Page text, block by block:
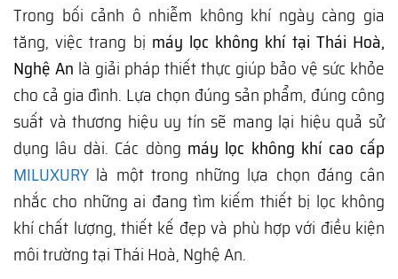
Trong bối cảnh ô nhiễm không khí ngày càng gia
tăng, việc trang bị máy lọc không khí tại Thái Hoà,
Nghệ An là giải pháp thiết thực giúp bảo vệ sức khỏe
cho cả gia đình. Lựa chọn đúng sản phẩm, đúng công
suất và thương hiệu uy tín sẽ mang lại hiệu quả sử
dụng lâu dài. Các dòng máy lọc không khí cao cấp
MILUXURY là một trong những lựa chọn đáng cân
nhắc cho những ai đang tìm kiếm thiết bị lọc không
khí chất lượng, thiết kế đẹp và phù hợp với điều kiện
môi trường tại Thái Hoà, Nghệ An.